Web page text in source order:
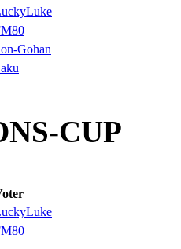
Gohan
CUP